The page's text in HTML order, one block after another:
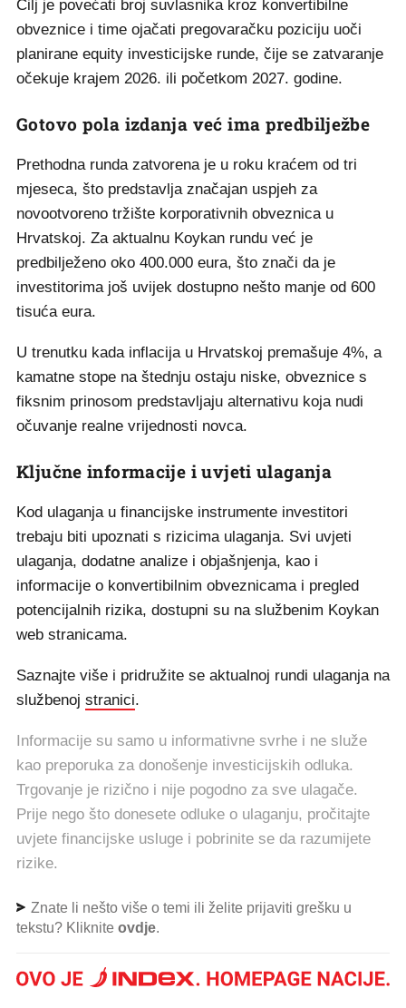
Cilj je povećati broj suvlasnika kroz konvertibilne
obveznice i time ojačati pregovaračku poziciju uoči
planirane equity investicijske runde, čije se zatvaranje
očekuje krajem 2026. ili početkom 2027. godine.
Gotovo pola izdanja već ima predbilježbe
Prethodna runda zatvorena je u roku kraćem od tri
mjeseca, što predstavlja značajan uspjeh za
novootvoreno tržište korporativnih obveznica u
Hrvatskoj. Za aktualnu Koykan rundu već je
predbilježeno oko 400.000 eura, što znači da je
investitorima još uvijek dostupno nešto manje od 600
tisuća eura.
U trenutku kada inflacija u Hrvatskoj premašuje 4%, a
kamatne stope na štednju ostaju niske, obveznice s
fiksnim prinosom predstavljaju alternativu koja nudi
očuvanje realne vrijednosti novca.
Ključne informacije i uvjeti ulaganja
Kod ulaganja u financijske instrumente investitori
trebaju biti upoznati s rizicima ulaganja. Svi uvjeti
ulaganja, dodatne analize i objašnjenja, kao i
informacije o konvertibilnim obveznicama i pregled
potencijalnih rizika, dostupni su na službenim Koykan
web stranicama.
Saznajte više i pridružite se aktualnoj rundi ulaganja na
službenoj stranici.
Informacije su samo u informativne svrhe i ne služe
kao preporuka za donošenje investicijskih odluka.
Trgovanje je rizično i nije pogodno za sve ulagače.
Prije nego što donesete odluke o ulaganju, pročitajte
uvjete financijske usluge i pobrinite se da razumijete
rizike.
Znate li nešto više o temi ili želite prijaviti grešku u
tekstu? Kliknite ovdje.